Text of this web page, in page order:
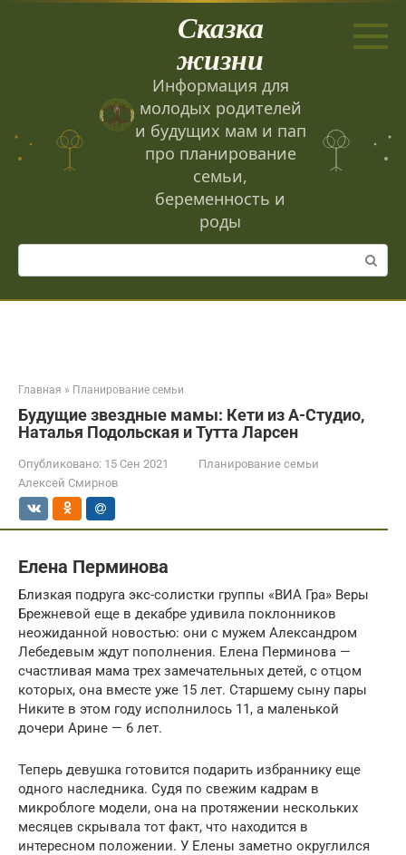
Сказка
жизни
Информация для
молодых родителей
и будущих мам и пап
про планирование
семьи,
беременность и
роды
Поиск:
Главная » Планирование семьи
Будущие звездные мамы: Кети из А-Студио,
Наталья Подольская и Тутта Ларсен
Опубликовано: 15 Сен 2021
Планирование семьи
Алексей Смирнов
Елена Перминова
Близкая подруга экс-солистки группы «ВИА Гра» Веры
Брежневой еще в декабре удивила поклонников
неожиданной новостью: они с мужем Александром
Лебедевым ждут пополнения. Елена Перминова —
счастливая мама трех замечательных детей, с отцом
которых, она вместе уже 15 лет. Старшему сыну пары
Никите в этом году исполнилось 11, а маленькой
дочери Арине — 6 лет.
Теперь девушка готовится подарить избраннику еще
одного наследника. Судя по свежим кадрам в
микроблоге модели, она на протяжении нескольких
месяцев скрывала тот факт, что находится в
интересном положении. У Елены заметно округлился